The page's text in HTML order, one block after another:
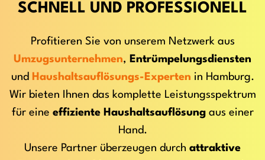
SCHNELL UND PROFESSIONELL
Profitieren Sie von unserem Netzwerk aus
Umzugsunternehmen, Entrümpelungsdiensten
und
Haushaltsauflösungs-Experten in Hamburg.
Wir bieten Ihnen das komplette Leistungsspektrum
für eine effiziente Haushaltsauflösungaus einer
Hand.
Unsere Partner überzeugen durch attraktive